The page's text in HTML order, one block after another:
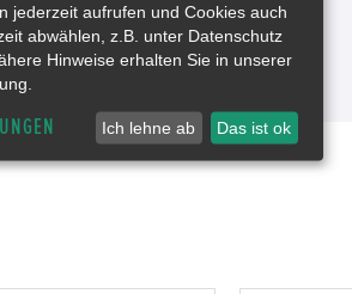
jederzeit aufrufen und Cookies auch
abwählen, z.B. unter Datenschutz
Hinweise erhalten Sie in unserer
Ich lehne ab Das ist ok